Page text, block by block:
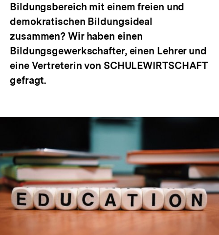
Bildungsbereich mit einem freien und
demokratischen Bildungsideal
zusammen? Wir haben einen
Bildungsgewerkschafter, einen Lehrer und
eine Vertreterin von SCHULEWIRTSCHAFT
gefragt.